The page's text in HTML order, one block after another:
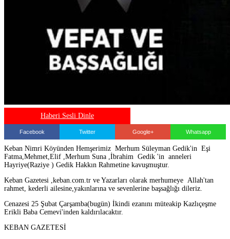
Haberi Sesli Dinle
Facebook Twitter Google+ Whatsapp
Keban Nimri Köyünden Hemşerimiz Merhum Süleyman Gedik'in Eşi
Fatma,Mehmet,Elif ,Merhum Suna ,İbrahim Gedik 'in anneleri
Hayriye(Raziye ) Gedik Hakkın Rahmetine kavuşmuştur.
Keban Gazetesi ,keban.com.tr ve Yazarları olarak merhumeye Allah'tan
rahmet, kederli ailesine,yakınlarına ve sevenlerine başsağlığı dileriz.
Cenazesi 25 Şubat Çarşamba(bugün) İkindi ezanını müteakip Kazlıçeşme
Erikli Baba Cemevi'inden kaldırılacaktır.
KEBAN GAZETESİ